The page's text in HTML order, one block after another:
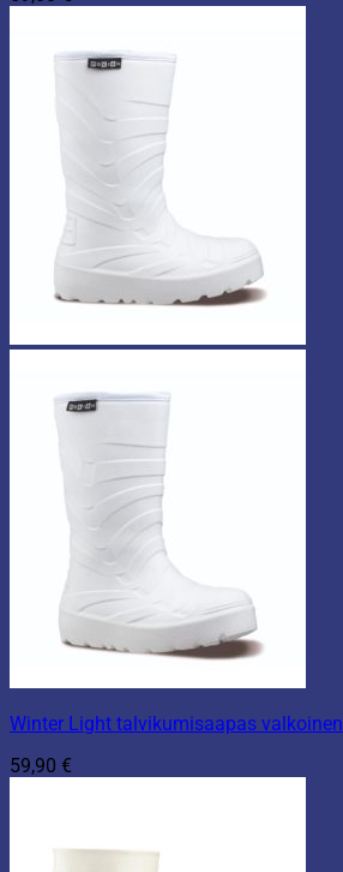
Winter Light talvikumisaapas valkoinen
59,90 €